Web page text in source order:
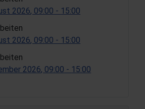
2026, 09:00 - 15:00
2026, 09:00 - 15:00
2026, 09:00 - 15:00